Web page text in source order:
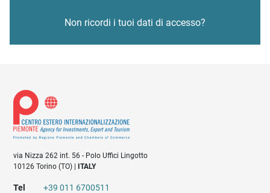
Non ricordi i tuoi dati di accesso?
via Nizza 262 int. 56 - Polo Uffici Lingotto
10126 Torino (TO) |ITALY
Tel
+39 011 6700511